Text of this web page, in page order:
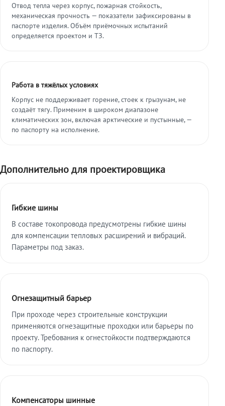
Отвод тепла через корпус, пожарная стойкость,
механическая прочность — показатели зафиксированы в
паспорте изделия. Объём приёмочных испытаний
определяется проектом и ТЗ.
Работа в тяжёлых условиях
Корпус не поддерживает горение, стоек к грызунам, не
создаёт тягу. Применим в широком диапазоне
климатических зон, включая арктические и пустынные, —
по паспорту на исполнение.
Дополнительно для проектировщика
Гибкие шины
В составе токопровода предусмотрены гибкие шины
для компенсации тепловых расширений и вибраций.
Параметры под заказ.
Огнезащитный барьер
При проходе через строительные конструкции
применяются огнезащитные проходки или барьеры по
проекту. Требования к огнестойкости подтверждаются
по паспорту.
Компенсаторы шинные